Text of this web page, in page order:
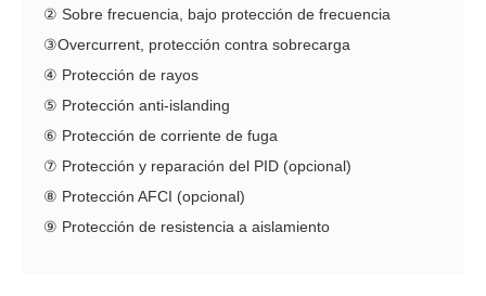
② Sobre frecuencia, bajo protección de frecuencia
③Overcurrent, protección contra sobrecarga
④ Protección de rayos
⑤ Protección anti-islanding
⑥ Protección de corriente de fuga
⑦ Protección y reparación del PID (opcional)
⑧ Protección AFCI (opcional)
⑨ Protección de resistencia a aislamiento